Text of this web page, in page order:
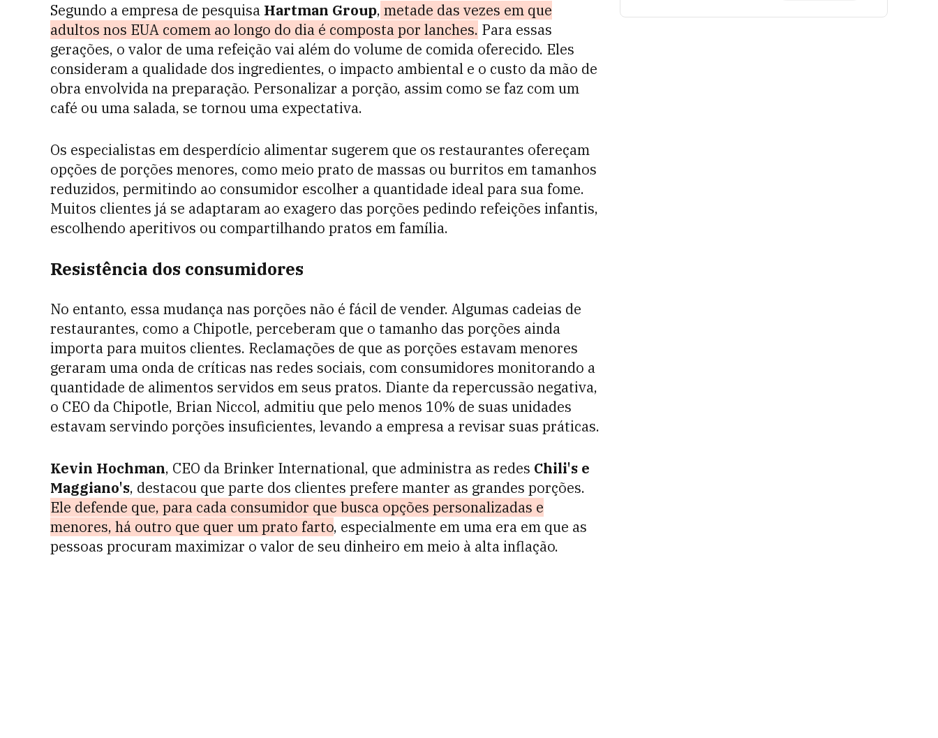
Segundo a empresa de pesquisa Hartman Group, metade das vezes em que
adultos nos EUA comem ao longo do dia é composta por lanches. Para essas
gerações, o valor de uma refeição vai além do volume de comida oferecido. Eles
consideram a qualidade dos ingredientes, o impacto ambiental e o custo da mão de
obra envolvida na preparação. Personalizar a porção, assim como se faz com um
café ou uma salada, se tornou uma expectativa.
Os especialistas em desperdício alimentar sugerem que os restaurantes ofereçam
opções de porções menores, como meio prato de massas ou burritos em tamanhos
reduzidos, permitindo ao consumidor escolher a quantidade ideal para sua fome.
Muitos clientes já se adaptaram ao exagero das porções pedindo refeições infantis,
escolhendo aperitivos ou compartilhando pratos em família.
Resistência dos consumidores
No entanto, essa mudança nas porções não é fácil de vender. Algumas cadeias de
restaurantes, como a Chipotle, perceberam que o tamanho das porções ainda
importa para muitos clientes. Reclamações de que as porções estavam menores
geraram uma onda de críticas nas redes sociais, com consumidores monitorando a
quantidade de alimentos servidos em seus pratos. Diante da repercussão negativa,
o CEO da Chipotle, Brian Niccol, admitiu que pelo menos 10% de suas unidades
estavam servindo porções insuficientes, levando a empresa a revisar suas práticas.
Kevin Hochman, CEO da Brinker International, que administra as redes Chili's e
Maggiano's, destacou que parte dos clientes prefere manter as grandes porções.
Ele defende que, para cada consumidor que busca opções personalizadas e
menores, há outro que quer um prato farto, especialmente em uma era em que as
pessoas procuram maximizar o valor de seu dinheiro em meio à alta inflação.